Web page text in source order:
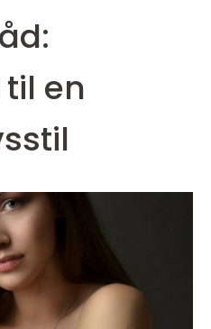
en